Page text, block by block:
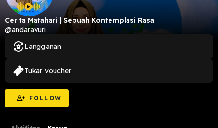
Cerita Matahari | Sebuah Kontemplasi Rasa
@andarayuri
FOLLOW
Langganan
Tukar voucher